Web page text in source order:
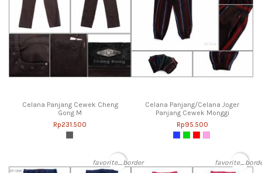
Celana Panjang Cewek Cheng
Gong M
Rp231.500
Celana Panjang/Celana Joger
Panjang Cewek Monggi
Rp95.500
favorite_border